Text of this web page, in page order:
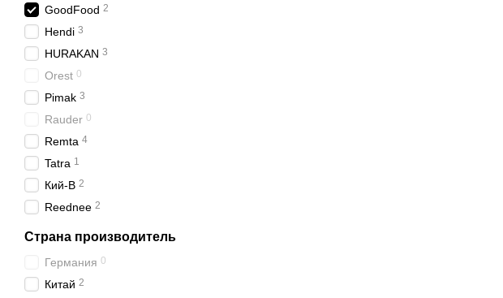
GoodFood 2
Hendi 3
HURAKAN 3
Orest 0
Pimak 3
Rauder 0
Remta 4
Tatra 1
Кий-В 2
Reednee 2
Страна производитель
Германия 0
Китай 2